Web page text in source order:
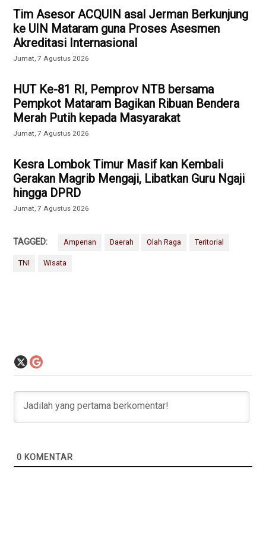
Tim Asesor ACQUIN asal Jerman Berkunjung
ke UIN Mataram guna Proses Asesmen
Akreditasi Internasional
Jumat, 7 Agustus 2026
HUT Ke-81 RI, Pemprov NTB bersama
Pempkot Mataram Bagikan Ribuan Bendera
Merah Putih kepada Masyarakat
Jumat, 7 Agustus 2026
Kesra Lombok Timur Masif kan Kembali
Gerakan Magrib Mengaji, Libatkan Guru Ngaji
hingga DPRD
Jumat, 7 Agustus 2026
TAGGED: Ampenan Daerah Olah Raga Teritorial
TNI Wisata
0 KOMENTAR